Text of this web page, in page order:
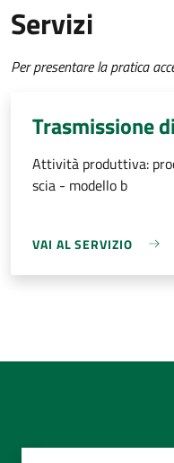
Servizi
Per presentare la pratica
Trasmissione
Attività produttiva:
scia - modello b
VAI AL SERVIZIO